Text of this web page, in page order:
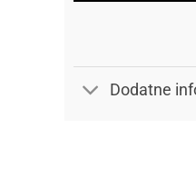
Dodatne